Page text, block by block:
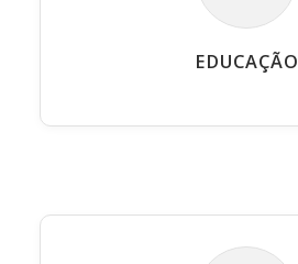
EDUCAÇÃO